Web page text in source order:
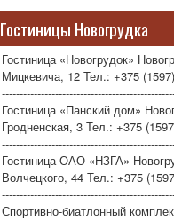
Гостиницы Новогрудка
Гостиница «Новогрудок»
Мицкевича, 12 Тел.: +375
Гостиница «Панский дом»
Гродненская, 3 Тел.: +375
Гостиница ОАО «НЗГА»
Волчецкого, 44 Тел.: +375
Спортивно-биатлонный